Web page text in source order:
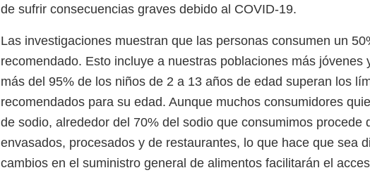
de sufrir consecuencias graves debido al COVID-19.
Las investigaciones muestran que las personas consumen un
recomendado. Esto incluye a nuestras poblaciones más jóvenes
más del 95% de los niños de 2 a 13 años de edad superan los
recomendados para su edad. Aunque muchos consumidores
de sodio, alrededor del 70% del sodio que consumimos procede
envasados, procesados y de restaurantes, lo que hace que sea
cambios en el suministro general de alimentos facilitarán el